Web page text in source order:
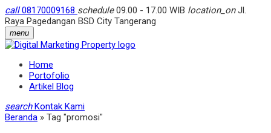
call08170009168 schedule09.00 - 17.00 WIB location_onJl.
Raya Pagedangan BSD City Tangerang
menu
Home
Portofolio
Artikel Blog
search Kontak Kami
Beranda » Tag "promosi"